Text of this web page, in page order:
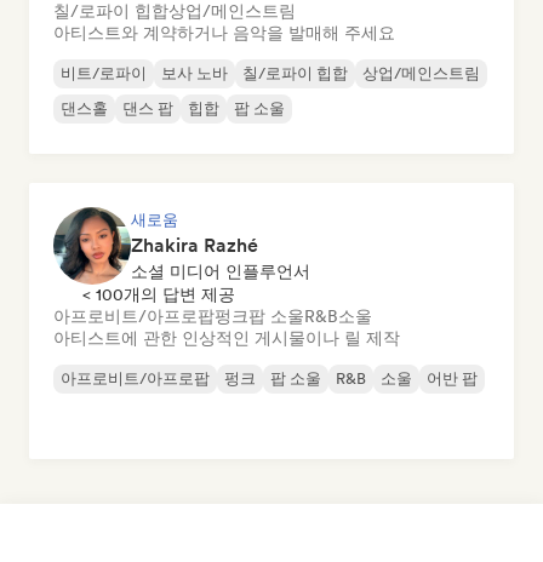
칠/로파이 힙합상업/메인스트림
아티스트와 계약하거나 음악을 발매해 주세요
비트/로파이 보사 노바 칠/로파이 힙합
상업/메인스트림
댄스홀
댄스 팝 힙합 팝 소울
새로움
Zhakira Razhé
소셜 미디어 인플루언서
< 100개의 답변 제공
아프로비트/아프로팝펑크팝 소울R&B소울
아티스트에 관한 인상적인 게시물이나 릴 제작
아프로비트/아프로팝 펑크 팝 소울 R&B 소울 어반 팝